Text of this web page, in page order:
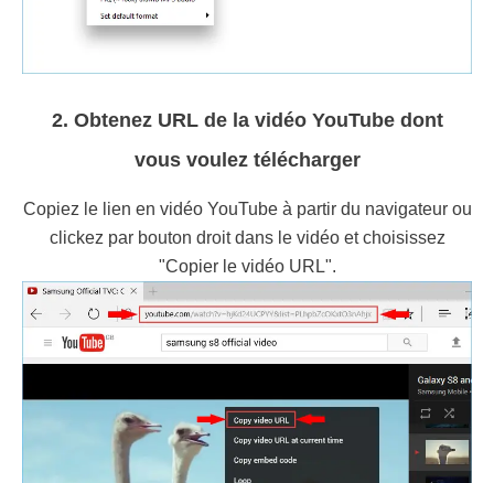
2. Obtenez URL de la vidéo YouTube dont
vous voulez télécharger
Copiez le lien en vidéo YouTube à partir du navigateur ou
clickez par bouton droit dans le vidéo et choisissez
"Copier le vidéo URL".